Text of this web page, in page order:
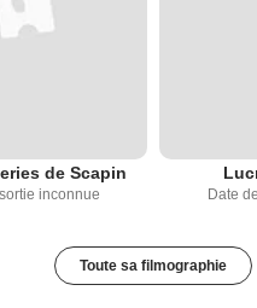
de Scapin
inconnue Date
Toute sa filmographie